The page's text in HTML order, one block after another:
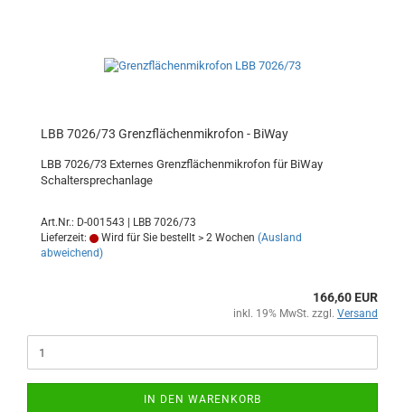
LBB 7026/73 Grenzflächenmikrofon - BiWay
LBB 7026/73 Externes Grenzflächenmikrofon für BiWay
Schaltersprechanlage
Art.Nr.: D-001543 | LBB 7026/73
Lieferzeit:
Wird für Sie bestellt > 2 Wochen (Ausland
abweichend)
166,60 EUR
inkl. 19% MwSt. zzgl. Versand
IN DEN WARENKORB